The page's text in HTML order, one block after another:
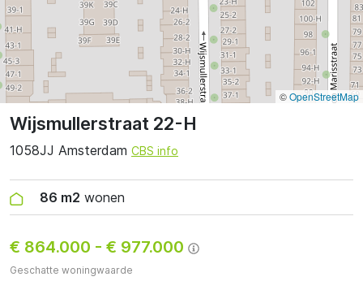
Wijsmullerstraat 22-H
1058JJ Amsterdam CBS info
86 m2 wonen
€ 864.000 - € 977.000
Geschatte woningwaarde
©OpenStreetMap